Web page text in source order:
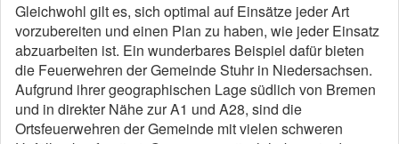
Gleichwohl gilt es, sich optimal auf Einsätze jeder Art
vorzubereiten und einen Plan zu haben, wie jeder Einsatz
abzuarbeiten ist. Ein wunderbares Beispiel dafür bieten
die Feuerwehren der Gemeinde Stuhr in Niedersachsen.
Aufgrund ihrer geographischen Lage südlich von Bremen
und in direkter Nähe zur A1 und A28, sind die
Ortsfeuerwehren der Gemeinde mit vielen schweren